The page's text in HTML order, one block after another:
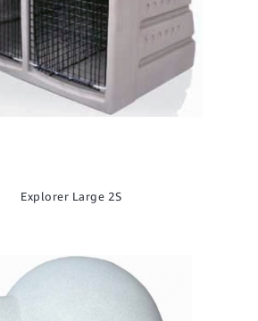
Explorer Large 2S